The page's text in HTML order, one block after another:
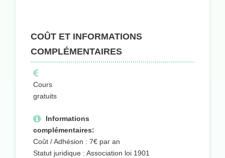
COÛT ET INFORMATIONS
COMPLÉMENTAIRES
Cours
gratuits
Informations
complémentaires:
Coût / Adhésion : 7€ par an
Statut juridique : Association loi 1901